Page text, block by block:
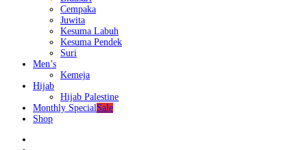
Cempaka
Juwita
Kesuma Labuh
Kesuma Pendek
Suri
Men’s
Kemeja
Hijab
Hijab Palestine
Monthly SpecialSale
Shop